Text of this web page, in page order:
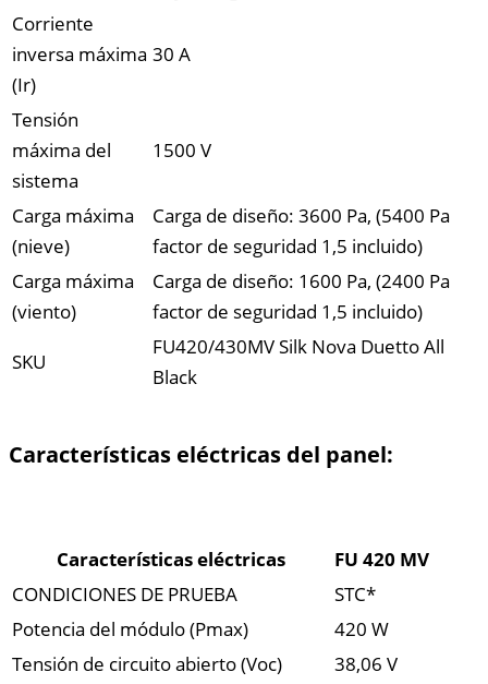
Corriente
inversa máxima
(Ir)
30 A
Tensión
máxima del
sistema
1500 V
Carga máxima
(nieve)
Carga de diseño: 3600 Pa, (5400 Pa
factor de seguridad 1,5 incluido)
Carga máxima
(viento)
Carga de diseño: 1600 Pa, (2400 Pa
factor de seguridad 1,5 incluido)
SKU
FU420/430MV Silk Nova Duetto All
Black
Características eléctricas del panel:
Características eléctricas
FU 420 MV
CONDICIONES DE PRUEBA
STC*
Potencia del módulo (Pmax)
420 W
Tensión de circuito abierto (Voc)
38,06 V